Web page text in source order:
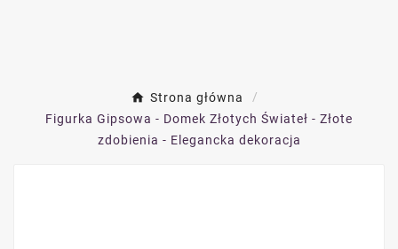
Strona główna
Figurka Gipsowa - Domek Złotych Świateł - Złote
zdobienia - Elegancka dekoracja